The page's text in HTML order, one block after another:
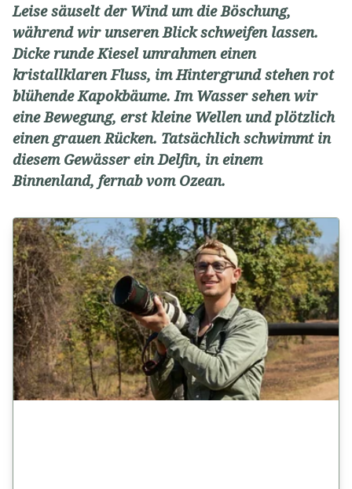
Leise säuselt der Wind um die Böschung,
während wir unseren Blick schweifen lassen.
Dicke runde Kiesel umrahmen einen
kristallklaren Fluss, im Hintergrund stehen rot
blühende Kapokbäume. Im Wasser sehen wir
eine Bewegung, erst kleine Wellen und plötzlich
einen grauen Rücken. Tatsächlich schwimmt in
diesem Gewässer ein Delfin, in einem
Binnenland, fernab vom Ozean.